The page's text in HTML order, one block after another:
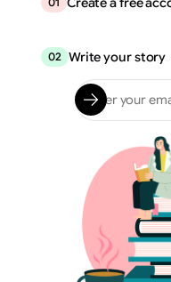
02 Write your story